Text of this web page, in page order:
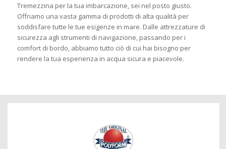
Tremezzina per la tua imbarcazione, sei nel posto giusto.
Offriamo una vasta gamma di prodotti di alta qualità per
soddisfare tutte le tue esigenze in mare. Dalle attrezzature di
sicurezza agli strumenti di navigazione, passando per i
comfort di bordo, abbiamo tutto ciò di cui hai bisogno per
rendere la tua esperienza in acqua sicura e piacevole.